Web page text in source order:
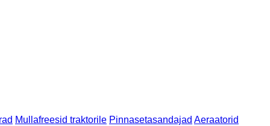
Mullafreesid traktorile Pinnasetasandajad Aeraatorid